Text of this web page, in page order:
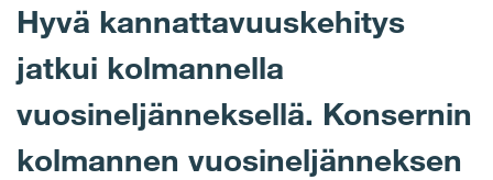
Hyvä kannattavuuskehitys
jatkui kolmannella
vuosineljänneksellä. Konsernin
kolmannen vuosineljänneksen